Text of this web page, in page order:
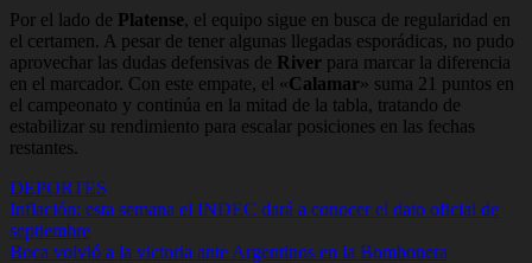
Por el lado de Platense, el equipo sigue en busca de regularidad en
el certamen. A pesar de tener algunas llegadas esporádicas, no pudo
aprovechar las dudas defensivas de River para marcar la diferencia
en el marcador. Con este empate, el «Calamar» suma 21 puntos en
el campeonato y continúa en la mitad de la tabla, tratando de
estabilizar su rendimiento para escalar posiciones en las fechas
restantes.
DEPORTES
Navegación
de
Inflación: esta semana el INDEC dará a conocer el dato oficial de
septiembre
Boca volvió a la victoria ante Argentinos en la Bombonera